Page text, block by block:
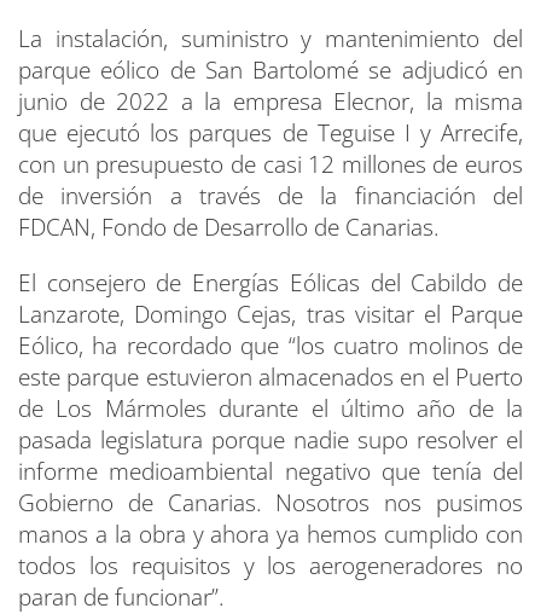
La instalación, suministro y mantenimiento del
parque eólico de San Bartolomé se adjudicó en
junio de 2022 a la empresa Elecnor, la misma
que ejecutó los parques de Teguise I y Arrecife,
con un presupuesto de casi 12 millones de euros
de inversión a través de la financiación del
FDCAN, Fondo de Desarrollo de Canarias.
El consejero de Energías Eólicas del Cabildo de
Lanzarote, Domingo Cejas, tras visitar el Parque
Eólico, ha recordado que “los cuatro molinos de
este parque estuvieron almacenados en el Puerto
de Los Mármoles durante el último año de la
pasada legislatura porque nadie supo resolver el
informe medioambiental negativo que tenía del
Gobierno de Canarias. Nosotros nos pusimos
manos a la obra y ahora ya hemos cumplido con
todos los requisitos y los aerogeneradores no
paran de funcionar”.